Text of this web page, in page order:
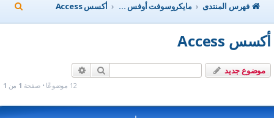
فهرس المنتدى
مايكروسوفت أوفس Microsoft Office أكسس Access
ح
أكسس Access
موضوع جديد بحث
12 موضوعًا • صفحة 1 من 1